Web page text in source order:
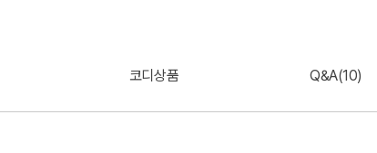
코디상품 Q&A(10)